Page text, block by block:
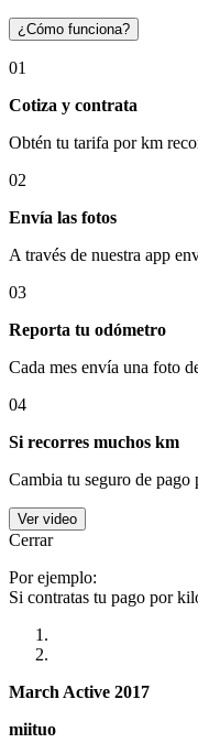
¿Cómo funciona?
01
Cotiza y contrata
Obtén tu tarifa por km
02
Envía las fotos
A través de nuestra app
03
Reporta tu odómetro
Cada mes envía una foto
04
Si recorres muchos km
Cambia tu seguro de
Ver video
Cerrar
Por ejemplo:
Si contratas tu pago por
March Active 2017
miituo